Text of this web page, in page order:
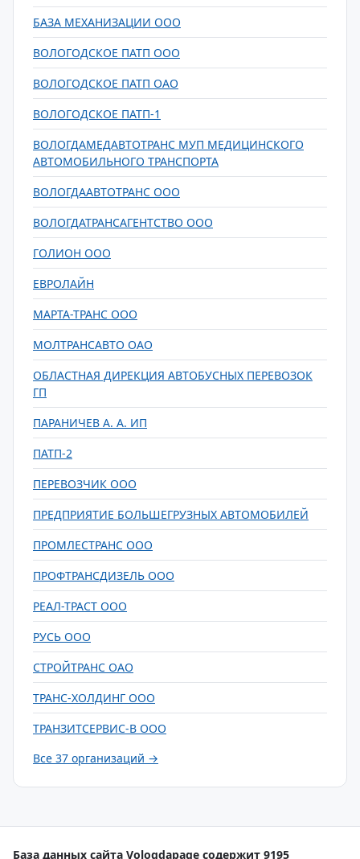
БАЗА МЕХАНИЗАЦИИ ООО
ВОЛОГОДСКОЕ ПАТП ООО
ВОЛОГОДСКОЕ ПАТП ОАО
ВОЛОГОДСКОЕ ПАТП-1
ВОЛОГДАМЕДАВТОТРАНС МУП МЕДИЦИНСКОГО
АВТОМОБИЛЬНОГО ТРАНСПОРТА
ВОЛОГДААВТОТРАНС ООО
ВОЛОГДАТРАНСАГЕНТСТВО ООО
ГОЛИОН ООО
ЕВРОЛАЙН
МАРТА-ТРАНС ООО
МОЛТРАНСАВТО ОАО
ОБЛАСТНАЯ ДИРЕКЦИЯ АВТОБУСНЫХ ПЕРЕВОЗОК
ГП
ПАРАНИЧЕВ А. А. ИП
ПАТП-2
ПЕРЕВОЗЧИК ООО
ПРЕДПРИЯТИЕ БОЛЬШЕГРУЗНЫХ АВТОМОБИЛЕЙ
ПРОМЛЕСТРАНС ООО
ПРОФТРАНСДИЗЕЛЬ ООО
РЕАЛ-ТРАСТ ООО
РУСЬ ООО
СТРОЙТРАНС ОАО
ТРАНС-ХОЛДИНГ ООО
ТРАНЗИТСЕРВИС-В ООО
Все 37 организаций →
База данных сайта Vologdapage содержит 9195